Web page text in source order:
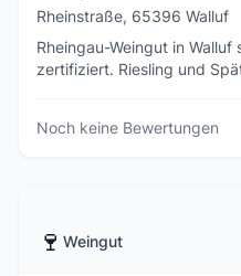
Rheinstraße, 65396 Walluf
Rheingau-Weingut in
zertifiziert. Riesling und
Noch keine Bewertungen
🍷 Weingut